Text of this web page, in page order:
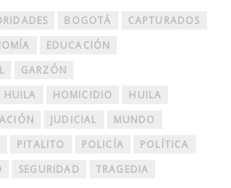
BOGOTÁ
CAPTURADOS
EDUCACIÓN
GARZÓN
HUILA
HOMICIDIO
HUILA
JUDICIAL
MUNDO
PITALITO POLICÍA
POLÍTICA
SEGURIDAD
TRAGEDIA